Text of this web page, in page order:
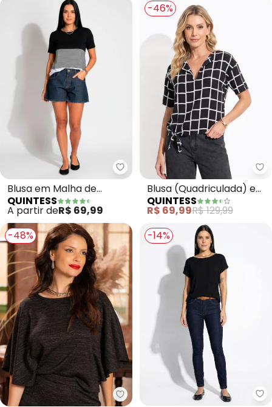
Quintess - Blusa em Malha de
Blusa em Malha de
Viscose (Listras Preta)
QUINTESS
A partir deR$ 69,99
-46%
Blusa (Quadriculada) em
Viscose Plana
QUINTESS
R$ 69,99R$ 129,99
-48%
Quintess - Blusa (Preta) em
-14%